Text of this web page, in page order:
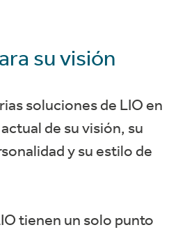
su visión
soluciones de LIO en
de su visión, su
y su estilo de
tienen un solo punto